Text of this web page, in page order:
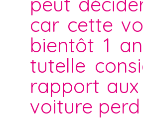
car cette
bientôt 1
tutelle
rapport
voiture